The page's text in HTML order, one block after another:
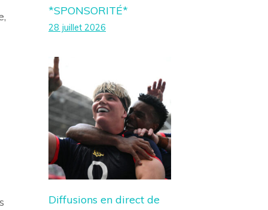
*SPONSORITÉ*
28 juillet 2026
Diffusions en direct de